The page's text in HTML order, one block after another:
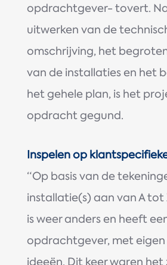
opdrachtgever- tovert.
uitwerken van de
omschrijving, het
van de installaties en het
het gehele plan, is het
opdracht gegund.
Inspelen op
“Op basis van de
installatie(s) aan van A tot
is weer anders en heeft
opdrachtgever, met eigen
ideeën. Dit keer waren het